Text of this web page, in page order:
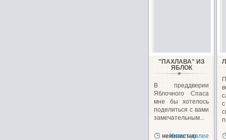
"ПАХЛАВА" ИЗ
ЯБЛОК
В преддверии
Яблочного Спаса
мне бы хотелось
поделиться с вами
замечательным...
неизвестно
Читать далее